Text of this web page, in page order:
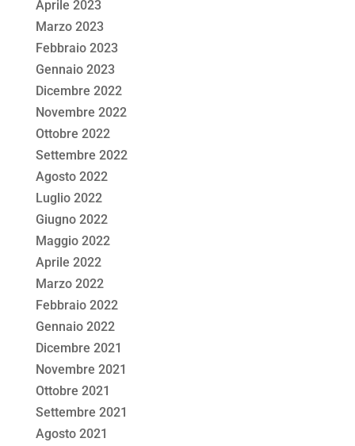
Aprile 2023
Marzo 2023
Febbraio 2023
Gennaio 2023
Dicembre 2022
Novembre 2022
Ottobre 2022
Settembre 2022
Agosto 2022
Luglio 2022
Giugno 2022
Maggio 2022
Aprile 2022
Marzo 2022
Febbraio 2022
Gennaio 2022
Dicembre 2021
Novembre 2021
Ottobre 2021
Settembre 2021
Agosto 2021